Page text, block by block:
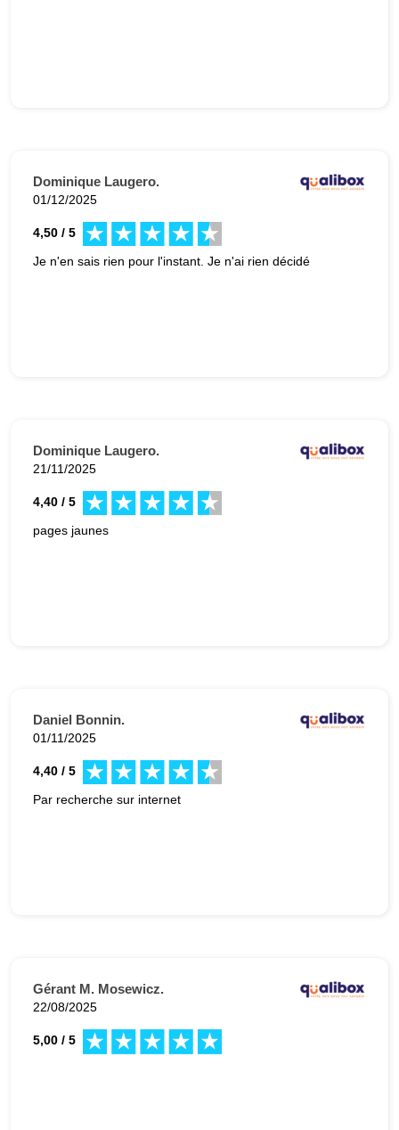
Dominique Laugero.
01/12/2025
4,50 / 5
Je n'en sais rien pour l'instant. Je n'ai rien décidé
Dominique Laugero.
21/11/2025
4,40 / 5
pages jaunes
Daniel Bonnin.
01/11/2025
4,40 / 5
Par recherche sur internet
Gérant M. Mosewicz.
22/08/2025
5,00 / 5